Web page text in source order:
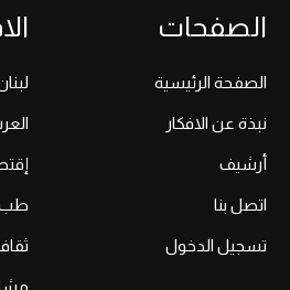
الصفحات
الصفحة الرئيسية
نبذة عن الافكار
أرشيف
اتصل بنا
تسجيل الدخول